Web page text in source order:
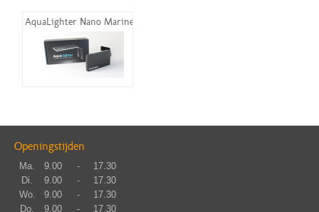
AquaLighter Nano Marine
Openingstijden
Ma. 9.00 -
17.30
Di.
9.00 -
17.30
Wo.
9.00 -
17.30
Do.
9.00 - 17.30